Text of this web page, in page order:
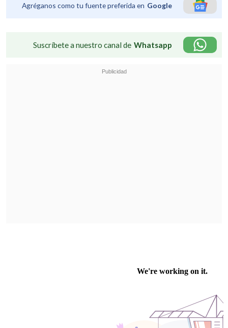
Agréganos como tu fuente preferida en Google
Suscríbete a nuestro canal de Whatsapp